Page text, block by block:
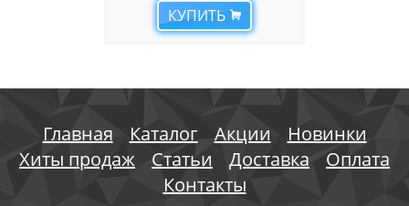
КУПИТЬ
Главная Каталог Акции
Новинки
Хиты продаж
Статьи Доставка
Оплата
Контакты